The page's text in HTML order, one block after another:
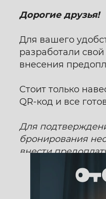
Дорогие друзья!
Для вашего
разработали
внесения
Стоит только
QR-код и все
Для
бронирования
внести
Без
оставляет за
ОТКАЗАТЬ в